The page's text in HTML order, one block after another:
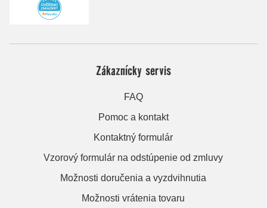
Zákaznícky servis
FAQ
Pomoc a kontakt
Kontaktný formulár
Vzorový formulár na odstúpenie od zmluvy
Možnosti doručenia a vyzdvihnutia
Možnosti vrátenia tovaru